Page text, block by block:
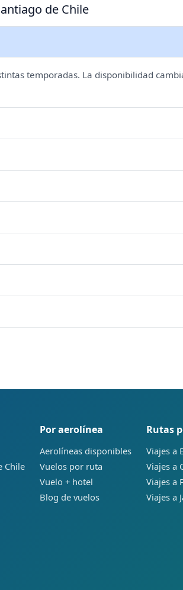
de Chile
temporadas. La disponibilidad
Chile
Por aerolínea
Aerolíneas disponibles
Vuelos por ruta
Vuelo + hotel
Blog de vuelos
Rutas
Viajes a
Viajes a
Viajes a
Viajes a